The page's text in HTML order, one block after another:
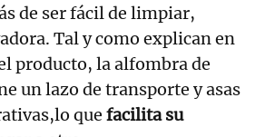
de ser fácil de limpiar,
Tal y como explican en
producto, la alfombra de
un lazo de transporte y asas
que facilita su